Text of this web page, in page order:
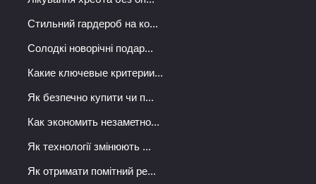
Стильний гардероб на ко...
Солодкі новорічні подар...
Какие ключевые критерии...
Як безпечно купити чи п...
Как экономить незаметно...
Як технології змінюють ...
Як отримати помітний ре...